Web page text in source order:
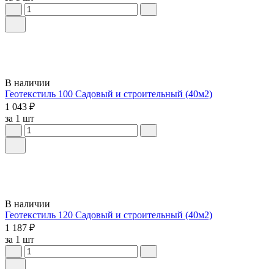
В наличии
Геотекстиль 100 Садовый и строительный (40м2)
1 043 ₽
за 1 шт
В наличии
Геотекстиль 120 Садовый и строительный (40м2)
1 187 ₽
за 1 шт